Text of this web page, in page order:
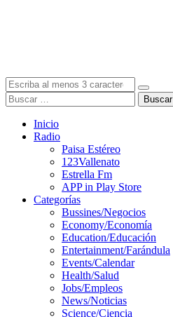
Buscar
Inicio
Radio
Paisa Estéreo
123Vallenato
Estrella Fm
APP in Play Store
Categorías
Bussines/Negocios
Economy/Economía
Education/Educación
Entertainment/Farándula
Events/Calendar
Health/Salud
Jobs/Empleos
News/Noticias
Science/Ciencia